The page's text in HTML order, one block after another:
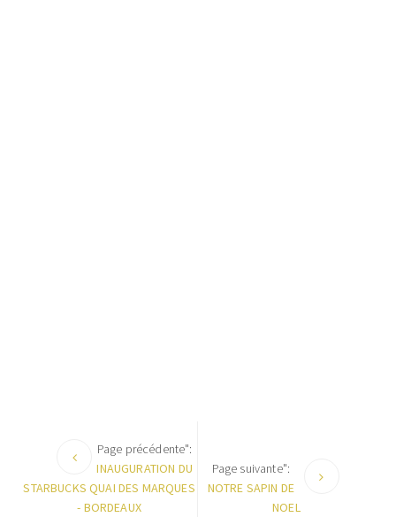
Page précédente":
INAUGURATION DU
STARBUCKS QUAI DES MARQUES
- BORDEAUX
Page suivante":
NOTRE SAPIN DE
NOEL